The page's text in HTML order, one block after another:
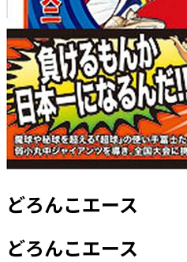
どろんこエース
どろんこエース